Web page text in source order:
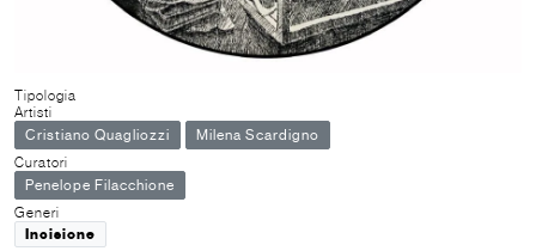
Tipologia
Artisti
Cristiano Quagliozzi
Milena Scardigno
Curatori
Penelope Filacchione
Generi
Incisione